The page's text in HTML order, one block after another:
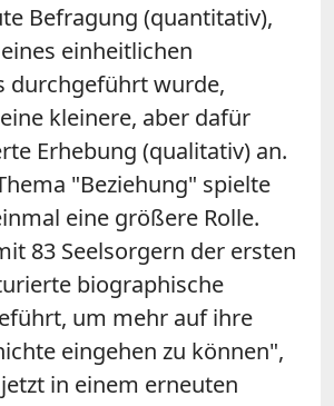
Befragung (quantitativ),
einheitlichen
durchgeführt wurde,
kleinere, aber dafür
Erhebung (qualitativ) an.
"Beziehung" spielte
eine größere Rolle.
83 Seelsorgern der ersten
biographische
um mehr auf ihre
eingehen zu können",
in einem erneuten